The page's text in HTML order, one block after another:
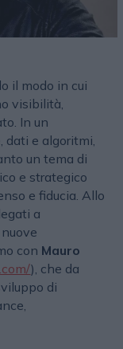
il modo in cui
visibilità,
In un
dati e algoritmi,
un tema di
e strategico
e fiducia. Allo
a
con Mauro
), che da
di